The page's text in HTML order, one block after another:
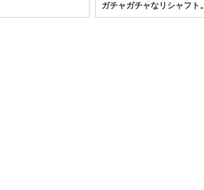
ガチャガチャなリシャフト。